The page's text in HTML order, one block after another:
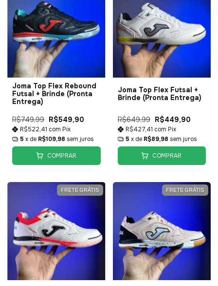
Joma Top Flex Rebound
Futsal + Brinde (Pronta
Entrega)
R$749,99 R$549,90
R$522,41 com Pix
5 x de R$109,98 sem juros
COMPRAR
Joma Top Flex Futsal +
Brinde (Pronta Entrega)
R$649,99 R$449,90
R$427,41 com Pix
5 x de R$89,98 sem juros
COMPRAR
FRETE GRÁTIS FRETE GRÁTIS